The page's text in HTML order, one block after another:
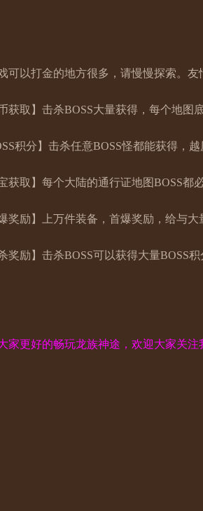
可以打金的地方很多，请慢慢探索。
币获取】击杀BOSS大量获得，每个地图
积分】击杀任意BOSS怪都能获得，
宝获取】每个大陆的通行证地图BOSS
爆奖励】上万件装备，首爆奖励，给与
奖励】击杀BOSS可以获得大量BOSS
家更好的畅玩龙族神途，欢迎大家关